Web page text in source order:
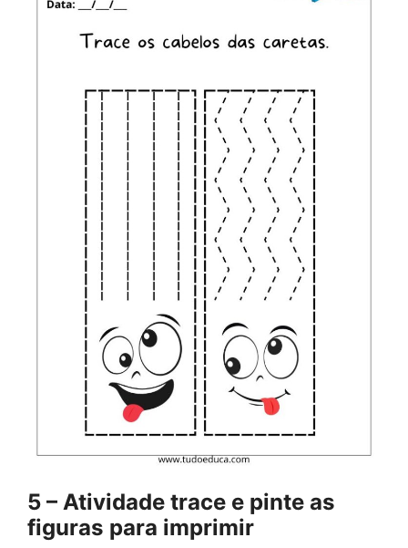
5 – Atividade trace e pinte as
figuras para imprimir